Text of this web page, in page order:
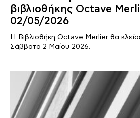
βιβλιοθήκης Octave
02/05/2026
Η Βιβλιοθήκη Octave Merlier θα
Σάββατο 2 Μαΐου 2026.